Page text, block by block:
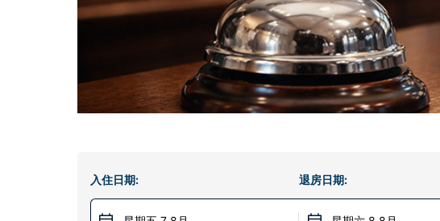
入住日期: 退房日期: